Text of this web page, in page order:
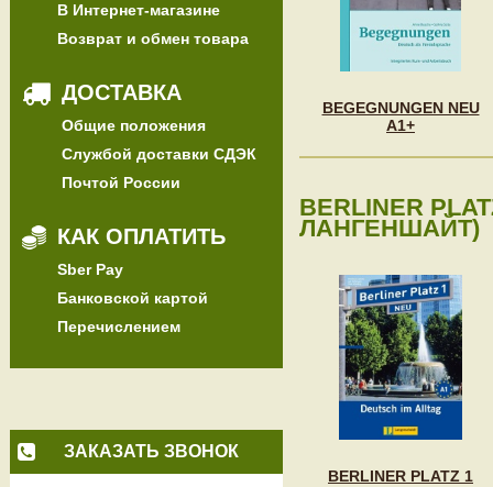
В Интернет-магазине
Возврат и обмен товара
ДОСТАВКА
Общие положения
Службой доставки СДЭК
Почтой России
КАК ОПЛАТИТЬ
Sber Pay
Банковской картой
Перечислением
ЗАКАЗАТЬ ЗВОНОК
BEGEGNUNGEN NEU
A1+
BERLINER
ЛАНГЕНШАЙТ)
BERLINER PLATZ 1